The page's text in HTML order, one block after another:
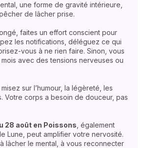
une forme de gravité intérieure,
de lâcher prise.
faites un effort conscient pour
les notifications, déléguez ce qui
vous à ne rien faire. Sinon, vous
avec des tensions nerveuses ou
sur l’humour, la légèreté, les
Votre corps a besoin de douceur, pas
28 août en Poissons , également
Lune, peut amplifier votre nervosité.
lâcher le mental, à vous reconnecter